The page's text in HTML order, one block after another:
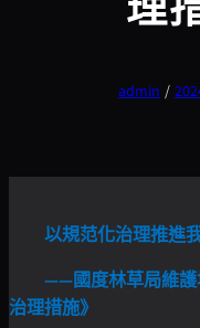
admin /
以規范化治理推進
——國度林草局維護
治理措施》